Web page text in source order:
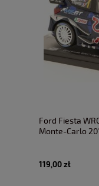
Ford Fiesta
Monte-Carlo
119,00 zł